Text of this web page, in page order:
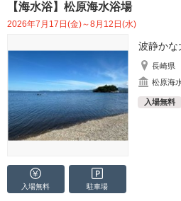
【海水浴】松原海水浴場
2026年7月17日(金)～8月12日(水)
波静かな
長崎県
松原海
入場無料
入場無料 駐車場